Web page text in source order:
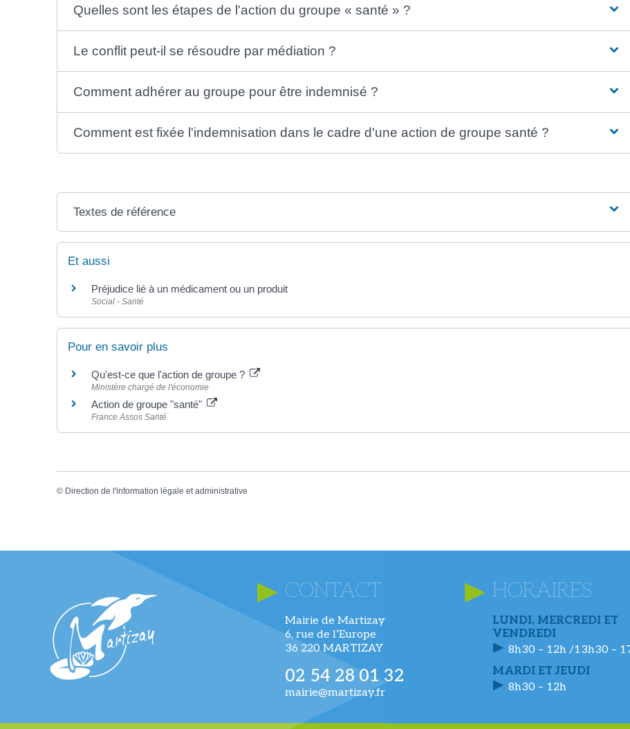
Quelles sont les étapes de l'action du groupe « santé » ?
Le conflit peut-il se résoudre par médiation ?
Comment adhérer au groupe pour être indemnisé ?
Comment est fixée l'indemnisation dans le cadre d'une action de groupe santé ?
Textes de référence
Et aussi
Préjudice lié à un médicament ou un produit
Social - Santé
Pour en savoir plus
Qu'est-ce que l'action de groupe ?
Ministère chargé de l'économie
Action de groupe "santé"
France Assos Santé
© Direction de l'information légale et administrative
CONTACT
Mairie de Martizay
6, rue de l’Europe
36 220 MARTIZAY
02 54 28 01 32
mairie@martizay.fr
HORAIRES
LUNDI, MERCREDI ET
VENDREDI
8h30 – 12h /13h30 –
MARDI ET JEUDI
8h30 – 12h